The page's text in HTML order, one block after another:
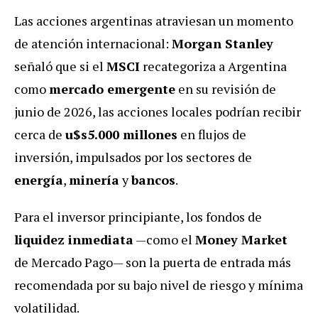
Las acciones argentinas atraviesan un momento
de atención internacional: Morgan Stanley
señaló que si el MSCI recategoriza a Argentina
comomercado emergente en su revisión de
junio de 2026, las acciones locales podrían recibir
cerca de u$s5.000 millones en flujos de
inversión, impulsados por los sectores de
energía,mineríaybancos.
Para el inversor principiante, los fondos de
liquidez inmediata—como el Money Market
de Mercado Pago— son la puerta de entrada más
recomendada por su bajo nivel de riesgo y mínima
volatilidad.